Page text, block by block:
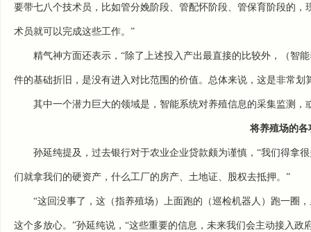
要带七八个技术员，比如管分娩阶段、管配怀阶段、管保育阶段的
术员就可以完成这些工作。”
精气神方面还表示，“除了上述投入产出最直接的比较外，（智
件的基础折旧，是没有进入对比范围的价值。总体来说，这是非常划
其中一个潜力巨大的领域是，智能系统对养殖信息的采集监测
将养殖场的各
孙延纯提及，过去银行对于农业企业贷款颇为谨慎，“我们得拿
们就拿我们的硬资产，什么工厂的房产、土地证、股权去抵押。”
“这回没事了，这（指养殖场）上面跑的（巡检机器人）跑一圈
这个多放心。”孙延纯说，“这些重要的信息，未来我们会主动接入